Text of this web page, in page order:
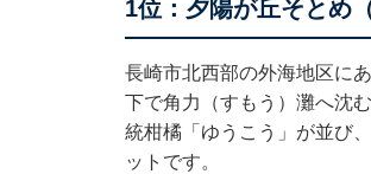
1位：夕陽が丘そとめ
長崎市北西部の外海地区に
下で角力（すもう）灘へ沈
統柑橘「ゆうこう」が並び
ットです。